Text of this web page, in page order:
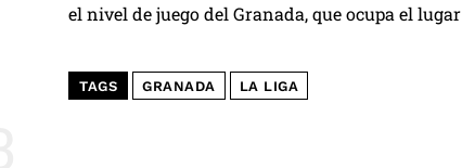
el nivel de juego del Granada, que ocupa el
TAGS GRANADA LA LIGA